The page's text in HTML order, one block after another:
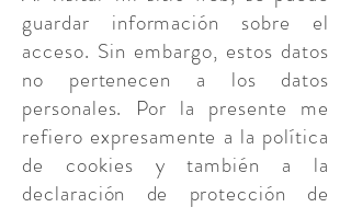
guardar información sobre el
acceso. Sin embargo, estos datos
no pertenecen a los datos
personales. Por la presente me
refiero expresamente a la política
de cookies y también a la
declaración de protección de